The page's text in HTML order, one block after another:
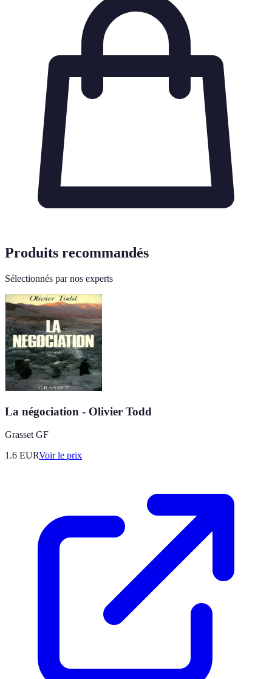
Produits recommandés
Sélectionnés par nos experts
La négociation - Olivier Todd
Grasset GF
1.6 EURVoir le prix